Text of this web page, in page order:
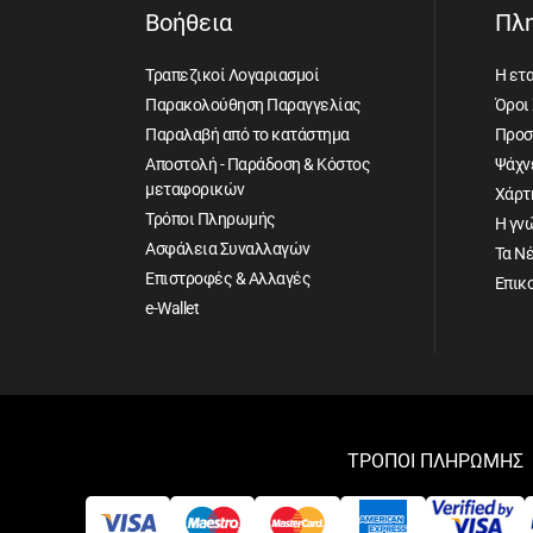
Βοήθεια
Τραπεζικοί Λογαριασμοί
Παρακολούθηση Παραγγελίας
Παραλαβή από το κατάστημα
Αποστολή - Παράδοση & Κόστος
μεταφορικών
Τρόποι Πληρωμής
Ασφάλεια Συναλλαγών
Επιστροφές & Αλλαγές
e-Wallet
Η
Η
Τα
ΤΡΟΠΟΙ ΠΛΗΡΩΜΗΣ